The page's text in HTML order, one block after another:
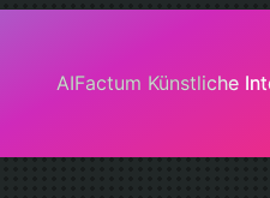
AIFactum Künstliche